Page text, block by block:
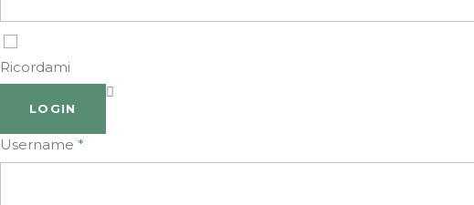
Ricordami
LOGIN
Username *